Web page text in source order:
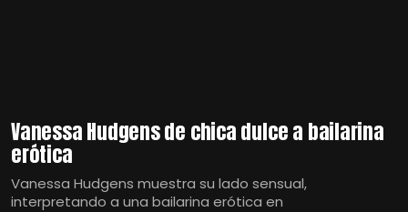
Vanessa Hudgens de chica dulce a bailarina
erótica
Vanessa Hudgens muestra su lado sensual,
interpretando a una bailarina erótica en